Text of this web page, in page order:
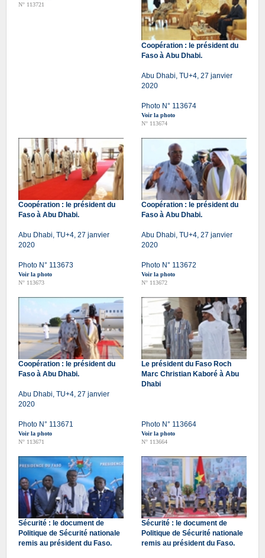
N° 113721
Coopération : le président du
Faso à Abu Dhabi.
Abu Dhabi, TU+4, 27 janvier
2020
Photo N° 113674
Voir la photo
N° 113674
Coopération : le président du
Faso à Abu Dhabi.
Abu Dhabi, TU+4, 27 janvier
2020
Photo N° 113673
Voir la photo
N° 113673
Coopération : le président du
Faso à Abu Dhabi.
Abu Dhabi, TU+4, 27 janvier
2020
Photo N° 113672
Voir la photo
N° 113672
Coopération : le président du
Faso à Abu Dhabi.
Abu Dhabi, TU+4, 27 janvier
2020
Photo N° 113671
Voir la photo
N° 113671
Le président du Faso Roch
Marc Christian Kaboré à Abu
Dhabi
Photo N° 113664
Voir la photo
N° 113664
Sécurité : le document de
Politique de Sécurité nationale
remis au président du Faso.
Sécurité : le document de
Politique de Sécurité nationale
remis au président du Faso.